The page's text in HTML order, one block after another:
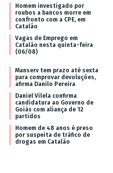
Homem investigado por
roubos a bancos morre em
confronto com a CPE, em
Catalão
Vagas de Emprego em
Catalão nesta quinta-feira
(06/08)
Manserv tem prazo até sexta
para comprovar devoluções,
afirma Danilo Pereira
Daniel Vilela confirma
candidatura ao Governo de
Goiás com aliança de 12
partidos
Homem de 48 anos é preso
por suspeita de tráfico de
drogas em Catalão